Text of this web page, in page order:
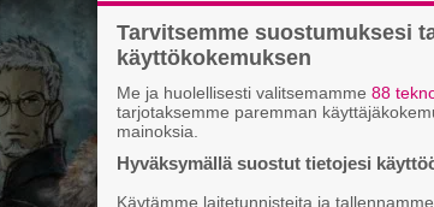
Tarvitsemme suostumuksesi
käyttökokemuksen
Me ja huolellisesti valitsemamme 88
tarjotaksemme paremman
mainoksia.
Hyväksymällä suostut tietojesi
Käytämme laitetunnisteita ja